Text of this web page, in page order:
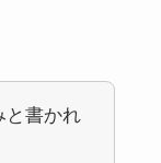
と書かれ